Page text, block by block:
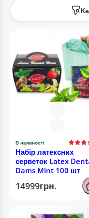
В наявності
Набір латексних
серветок Latex
Dams Mint 100 шт
14999грн.